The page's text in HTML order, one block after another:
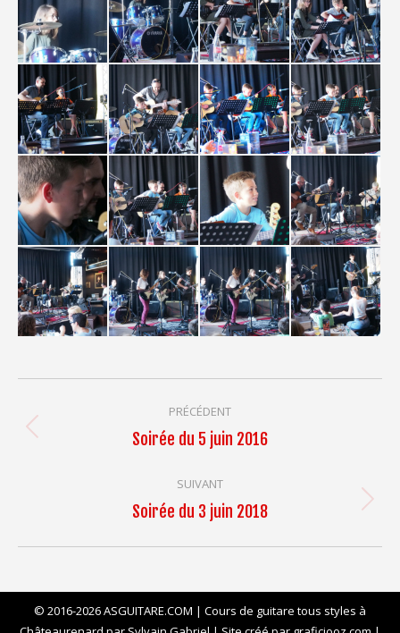
album
PRÉCÉDENT
Album
:
Soirée du 5 juin 2016
SUIVANT
Album
Soirée du 3 juin 2018
© 2016-2026 ASGUITARE.COM | Cours de guitare tous styles à